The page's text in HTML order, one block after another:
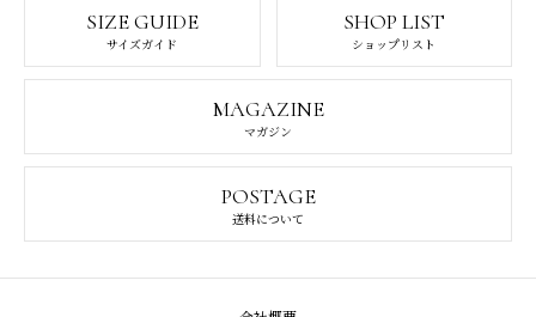
SIZE GUIDE
サイズガイド
SHOP LIST
ショップリスト
MAGAZINE
マガジン
POSTAGE
送料について